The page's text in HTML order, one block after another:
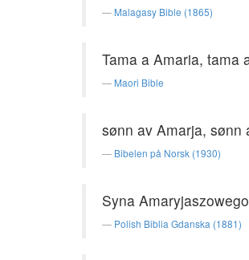
Malagasy Bible (1865)
Tama a Amaria, tama
Maori Bible
sønn av Amarja, sønn
Bibelen på Norsk (1930)
Syna
Polish Biblia Gdanska (1881)